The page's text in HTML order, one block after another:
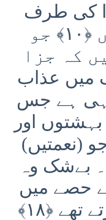
(خدا کی طرف
سے) پھیرا جائے ﴿۹﴾ اٹکل دوڑانے والے ہلاک ہوں ﴿۱۰﴾ جو
پوچھتے ہیں کہ جزا
آگ میں عذاب
یہ وہی ہے جس
پرہیزگار بہشتوں اور
﴿۱۵﴾ اور) جو جو (نعمتیں)
بےشک وہ
کے تھوڑے سے حصے میں
سوتے تھے ﴿۱۷﴾ اور اوقات سحر میں بخشش مانگا کرتے تھے ﴿۱۸﴾